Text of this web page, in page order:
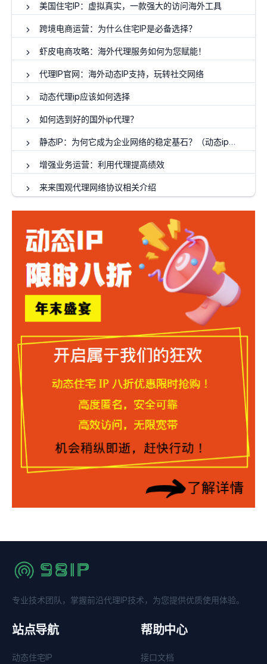
美国住宅IP：虚拟真实，一款强大的访问海外工具
跨境电商运营：为什么住宅IP是必备选择？
虾皮电商攻略：海外代理服务如何为您赋能！
代理IP官网：海外动态IP支持，玩转社交网络
动态代理ip应该如何选择
如何选到好的国外ip代理？
静态IP：为何它成为企业网络的稳定基石？（动态ip代理搭建）
增强业务运营：利用代理提高绩效
来来围观代理网络协议相关介绍
专业技术团队，掌握前沿代理IP技术，为您提供优质使用体验。
站点导航
动态住宅IP
帮助中心
接口文档